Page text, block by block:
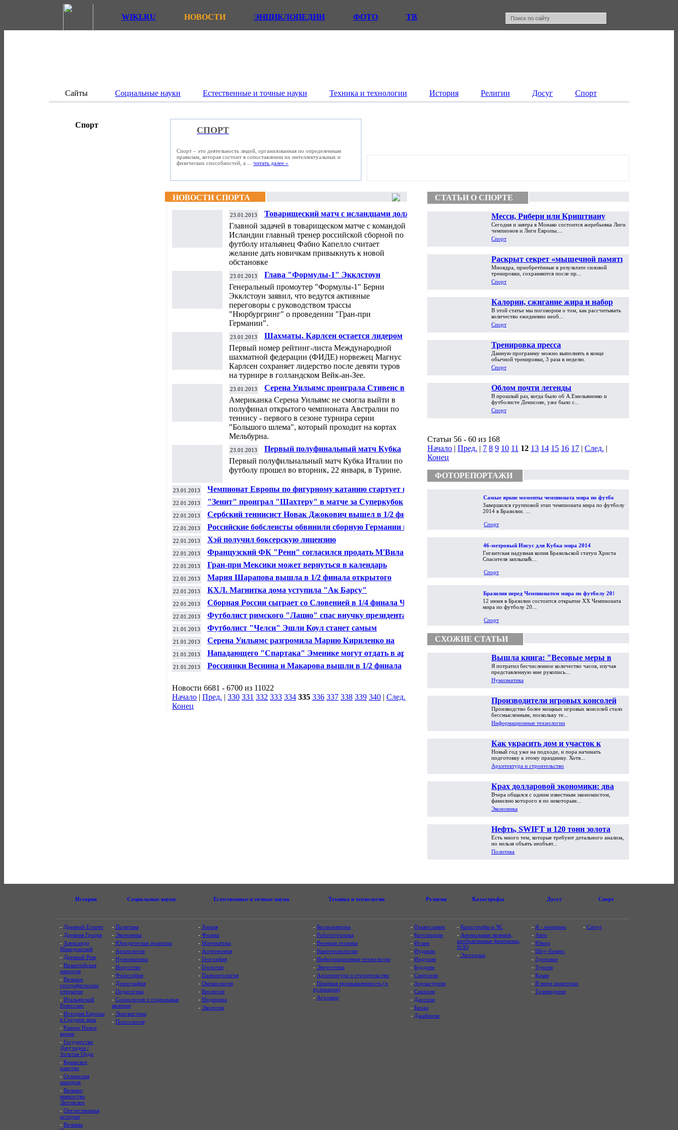
WIKI.RU НОВОСТИ ЭНЦИКЛОПЕДИИ ФОТО ТВ
Сайты Социальные науки Естественные и точные науки Техника и технологии История Религии Досуг Спорт
Спорт
СПОРТ
Спорт – это деятельность людей, организованная по определенным
правилам, которая состоит в сопоставлении их интеллектуальных и
физических способностей, а ... читать далее »
НОВОСТИ СПОРТА
23.01.2013
Товарищеский матч с исландцами должен
сплотить команду и дать возможность
адаптироваться новичкам
Главной задачей в товарищеском матче с командой
Исландии главный тренер российской сборной по
футболу итальянец Фабио Капелло считает
желание дать новичкам привыкнуть к новой
обстановке
23.01.2013
Глава "Формулы-1" Экклстоун
постарается сохранить этап в Германии
Генеральный промоутер "Формулы-1" Берни
Экклстоун заявил, что ведутся активные
переговоры с руководством трассы
"Нюрбургринг" о проведении "Гран-при
Германии".
23.01.2013
Шахматы. Карлсен остается лидером
турнира в Вейк-ан-Зее
Первый номер рейтинг-листа Международной
шахматной федерации (ФИДЕ) норвежец Магнус
Карлсен сохраняет лидерство после девяти туров
на турнире в голландском Вейк-ан-Зее.
23.01.2013
Серена Уильямс проиграла Стивенс в
четвертьфинале чемпионата Австралии
Американка Серена Уильямс не смогла выйти в
полуфинал открытого чемпионата Австралии по
теннису - первого в сезоне турнира серии
"Большого шлема", который проходит на кортах
Мельбурна.
23.01.2013
Первый полуфинальный матч Кубка
Италии завершился вничью
Первый полуфильнальный матч Кубка Италии по
футболу прошел во вторник, 22 января, в Турине.
23.01.2013
Чемпионат Европы по фигурному катанию стартует в
Загребе
22.01.2013
"Зенит" проиграл "Шахтеру" в матче за Суперкубок
чемпионов
22.01.2013
Сербский теннисист Новак Джокович вышел в 1/2 финала
Australian Open
22.01.2013
Российские бобслеисты обвинили сборную Германии в
нечестной борьбе
22.01.2013 Хэй получил боксерскую лицензию
22.01.2013
Французский ФК "Ренн" согласился продать М'Вила
"Рубину" за 12 млн евро
22.01.2013
Гран-при Мексики может вернуться в календарь
"Формулы-1"
22.01.2013
Мария Шарапова вышла в 1/2 финала открытого
чемпионата Австралии по теннису
22.01.2013 КХЛ. Магнитка дома уступила "Ак Барсу"
22.01.2013
Сборная России сыграет со Словенией в 1/4 финала ЧМ по
гандболу
22.01.2013
Футболист римского "Лацио" спас внучку президента
Польской футбольной ассоциации
21.01.2013
Футболист "Челси" Эшли Коул станет самым
высокооплачиваемым защитником мира
21.01.2013
Серена Уильямс разгромила Марию Кириленко на
Australian Open
21.01.2013
Нападающего "Спартака" Эменике могут отдать в аренду
в "Фенербахче"
21.01.2013
Россиянки Веснина и Макарова вышли в 1/2 финала
парного разряда Australian Open
Новости 6681 - 6700 из 11022
Начало | Пред. | 330 331 332 333 334 335 336 337 338 339 340 | След.
Конец
СТАТЬИ О СПОРТЕ
Месси, Рибери или Криштиану
Роналду - кого выбирает Россия?
Сегодня и завтра в Монако состоится жеребьевка Лиги
чемпионов и Лиги Европы....
Спорт
Раскрыт секрет «мышечной памяти»
Миоядра, приобретённые в результате силовой
тренировки, сохраняются после пр...
Спорт
Калории, сжигание жира и набор
массы. Лайл МакДональд
В этой статье мы поговорим о том, как рассчитывать
количество ежедневно необ...
Спорт
Тренировка пресса
Данную программу можно выполнять в конце
обычной тренировки, 3 раза в неделю.
Спорт
Облом почти легенды
В прошлый раз, когда было об А.Емельяненко и
футболисте Денисове, уже было с...
Спорт
Статьи 56 - 60 из 168
Начало | Пред. | 7 8 9 10 11 12 13 14 15 16 17 | След. |
Конец
ФОТОРЕПОРТАЖИ
Самые яркие моменты чемпионата мира по футболу
2014
Завершился групповой этап чемпионата мира по футболу
2014 в Бразилии. ...
Спорт
46-метровый Иисус для Кубка мира 2014
Гигантская надувная копия Бразильской статуи Христа
Спасителя заплыла&...
Спорт
Бразилия перед Чемпионатом мира по футболу 2014
12 июня в Бразилии состоится открытие XX Чемпионата
мира по футболу 20...
Спорт
СХОЖИЕ СТАТЬИ
Вышла книга: "Весовые меры в
торговой практике Античности и
Средневековья"
Я потратил бесчисленное количество часов, изучая
представленную мне рукопись...
Нумизматика
Производители игровых консолей
достигли предела возможностей
Производство более мощных игровых консолей стало
бессмысленным, поскольку те...
Информационные технологии
Как украсить дом и участок к
Новому году
Новый год уже на подходе, и пора начинать
подготовку к этому празднику. Хотя...
Архитектура и строительство
Крах долларовой экономики: два
пути обрушения
Вчера общался с одним известным экономистом,
фамилию которого я по некоторым...
Экономика
Нефть, SWIFT и 120 тонн золота
Есть много тем, которые требуют детального анализа,
но нельзя объять необъят...
Политика
История Социальные науки Естественные и точные науки Техника и технологии Религии Катастрофы Досуг Спорт
- Древний Египет
- Древняя Греция
- Александр
Македонский
- Древний Рим
- Византийская
империя
- Великие
географические
открытия
- Итальянский
Ренессанс
- История Европы
в Средние века
- Раннее Новое
время
- Государство
Джучидов /
Золотая Орда
- Крымское
ханство
- Османская
империя
- Великое
княжество
Литовское
- Отечественная
история
- Великая
- Политика
- Экономика
- Юридическая практика
- Археология
- Нумизматика
- Искусство
- Философия
- Демография
- Педагогика
- Социология и социальные
явления
- Лингвистика
- Психология
- Химия
- Физика
- Математика
- Астрономия
- География
- Геология
- Палеонтология
- Океанология
- Биология
- Медицина
- Экология
- Космонавтика
- Робототехника
- Военная техника
- Нанотехнологии
- Информационные технологии
- Энергетика
- Архитектура и строительство
- Пищевая промышленность (и
кулинария)
- Агромир
-Православие
-Католицизм
-Ислам
-Иудаизм
-Индуизм
-Буддизм
-Синтоизм
-Зороастризм
-Сикхизм
- Даосизм
-Бахаи
- Джайнизм
- Катастрофы и ЧС
- Аномальные явления,
необъяснимые феномены,
НЛО
- Эзотерика
- Я - женщина
- Авто
- Юмор
- Шоу-бизнес
- Здоровье
- Туризм
- Крым
- В мире животных
- Телевидение
-Спорт